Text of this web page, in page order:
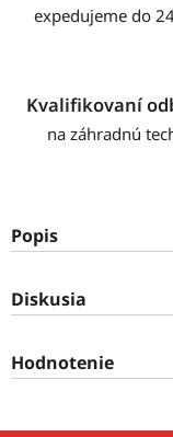
expedujeme do
Kvalifikovaní
na záhradnú
Popis
Diskusia
Hodnotenie